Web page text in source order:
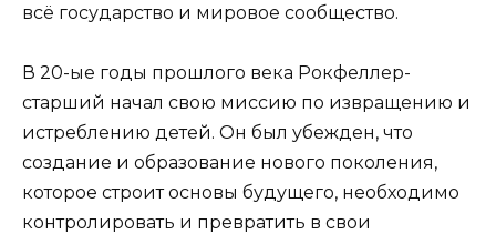
всё государство и мировое сообщество.
В 20-ые годы прошлого века Рокфеллер-
старший начал свою миссию по извращению и
истреблению детей. Он был убежден, что
создание и образование нового поколения,
которое строит основы будущего, необходимо
контролировать и превратить в свои